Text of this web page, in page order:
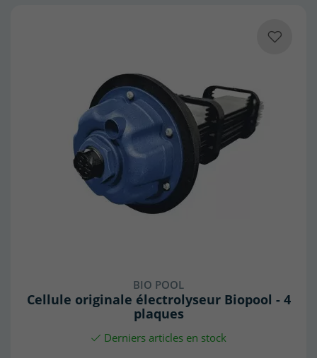
BIO POOL
Cellule originale électrolyseur Biopool - 4
plaques
Derniers articles en stock